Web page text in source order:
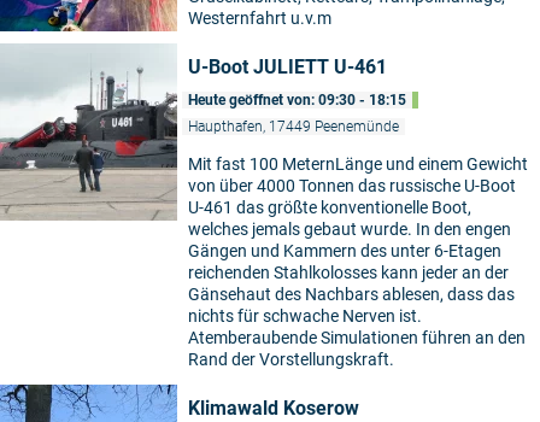
Westernfahrt u.v.m
U-Boot JULIETT U-461
Heute geöffnet von: 09:30 - 18:15
Haupthafen, 17449 Peenemünde
Mit fast 100 MeternLänge und einem Gewicht
von über 4000 Tonnen das russische U-Boot
U-461 das größte konventionelle Boot,
welches jemals gebaut wurde. In den engen
Gängen und Kammern des unter 6-Etagen
reichenden Stahlkolosses kann jeder an der
Gänsehaut des Nachbars ablesen, dass das
nichts für schwache Nerven ist.
Atemberaubende Simulationen führen an den
Rand der Vorstellungskraft.
Klimawald Koserow